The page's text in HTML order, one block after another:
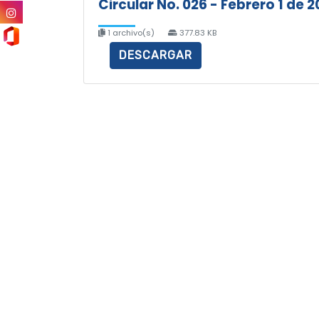
Circular No. 026 - Febrero 1 de
1 archivo(s) 377.83 KB
DESCARGAR